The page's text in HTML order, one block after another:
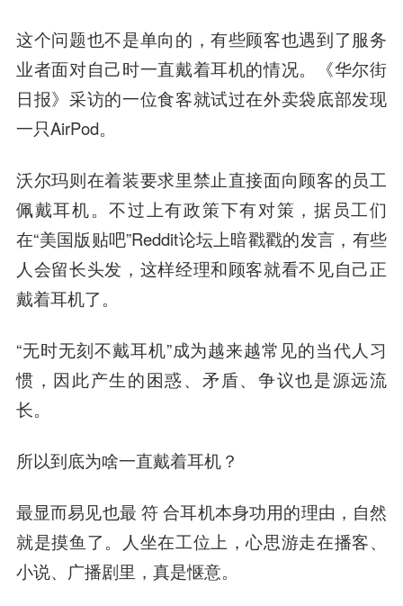
这个问题也不是单向的，有些顾客也遇到了服务
业者面对自己时一直戴着耳机的情况。《华尔街
日报》采访的一位食客就试过在外卖袋底部发现
一只AirPod。
沃尔玛则在着装要求里禁止直接面向顾客的员工
佩戴耳机。不过上有政策下有对策，据员工们
在“美国版贴吧”Reddit论坛上暗戳戳的发言，有些
人会留长头发，这样经理和顾客就看不见自己正
戴着耳机了。
“无时无刻不戴耳机”成为越来越常见的当代人习
惯，因此产生的困惑、矛盾、争议也是源远流
长。
所以到底为啥一直戴着耳机？
最显而易见也最 符 合耳机本身功用的理由，自然
就是摸鱼了。人坐在工位上，心思游走在播客、
小说、广播剧里，真是惬意。